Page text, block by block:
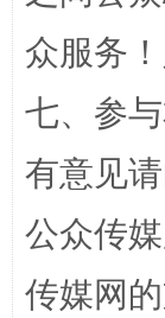
习近
众服务
七、参
有意见
公众传
传媒网